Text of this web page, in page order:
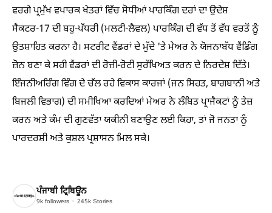
ਵਰਗੇ ਪ੍ਰਮੁੱਖ ਵਪਾਰਕ ਖੇਤਰਾਂ ਵਿੱਚ ਸੋਧੀਆਂ ਪਾਰਕਿੰਗ ਦਰਾਂ ਦਾ ਉਦੇਸ਼
ਸੈਕਟਰ-17 ਦੀ ਬਹੁ-ਪੱਧਰੀ (ਮਲਟੀ-ਲੈਵਲ) ਪਾਰਕਿੰਗ ਦੀ ਵੱਧ ਤੋਂ ਵੱਧ ਵਰਤੋਂ ਨੂੰ
ਉਤਸ਼ਾਹਿਤ ਕਰਨਾ ਹੈ। ਸਟਰੀਟ ਵੈਂਡਰਾਂ ਦੇ ਮੁੱਦੇ 'ਤੇ ਮੇਅਰ ਨੇ ਯੋਜਨਾਬੱਧ ਵੈਂਡਿੰਗ
ਜ਼ੋਨ ਬਣਾ ਕੇ ਸਹੀ ਵੈਂਡਰਾਂ ਦੀ ਰੋਜ਼ੀ-ਰੋਟੀ ਸੁਰੱਖਿਅਤ ਕਰਨ ਦੇ ਨਿਰਦੇਸ਼ ਦਿੱਤੇ।
ਇੰਜਨੀਅਰਿੰਗ ਵਿੰਗ ਦੇ ਚੱਲ ਰਹੇ ਵਿਕਾਸ ਕਾਰਜਾਂ (ਜਨ ਸਿਹਤ, ਬਾਗਬਾਨੀ ਅਤੇ
ਬਿਜਲੀ ਵਿਭਾਗ) ਦੀ ਸਮੀਖਿਆ ਕਰਦਿਆਂ ਮੇਅਰ ਨੇ ਲੰਬਿਤ ਪ੍ਰਾਜੈਕਟਾਂ ਨੂੰ ਤੇਜ਼
ਕਰਨ ਅਤੇ ਕੰਮ ਦੀ ਗੁਣਵੱਤਾ ਯਕੀਨੀ ਬਣਾਉਣ ਲਈ ਕਿਹਾ, ਤਾਂ ਜੋ ਜਨਤਾ ਨੂੰ
ਪਾਰਦਰਸ਼ੀ ਅਤੇ ਕੁਸ਼ਲ ਪ੍ਰਸ਼ਾਸਨ ਮਿਲ ਸਕੇ।
ਪੰਜਾਬੀ ਟ੍ਰਿਬਿਊਨ
9k followers 245k Stories